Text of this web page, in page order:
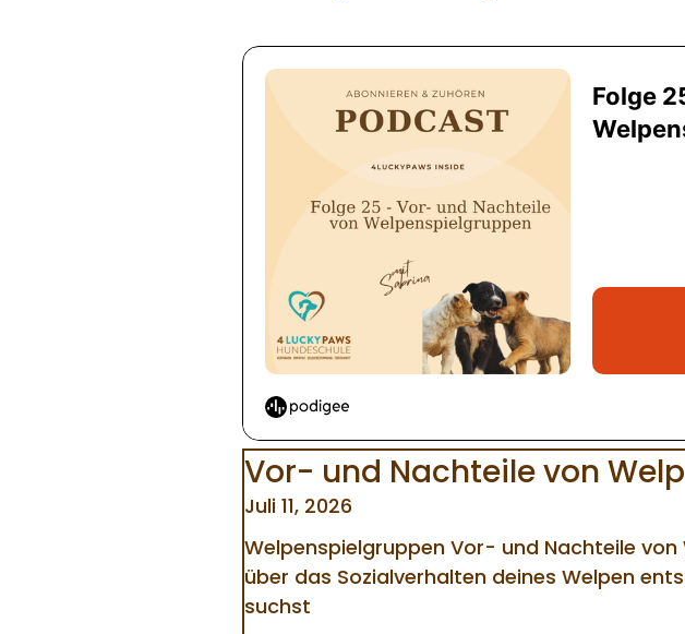
Vor- und Nachteile von
Juli 11, 2026
Welpenspielgruppen Vor- und Nachteile
über das Sozialverhalten deines Welpen
suchst